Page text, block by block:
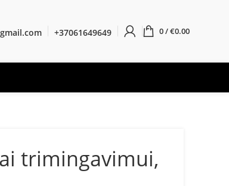
+37061649649 0/€0.00
trimingavimui,